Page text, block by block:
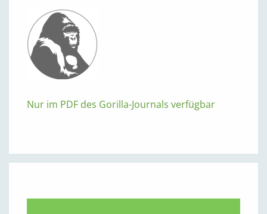
Nur im PDF des Gorilla-Journals verfügbar